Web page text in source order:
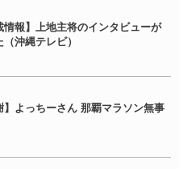
情報】上地主将のインタビューが
沖縄テレビ）
】よっちーさん 那覇マラソン無事